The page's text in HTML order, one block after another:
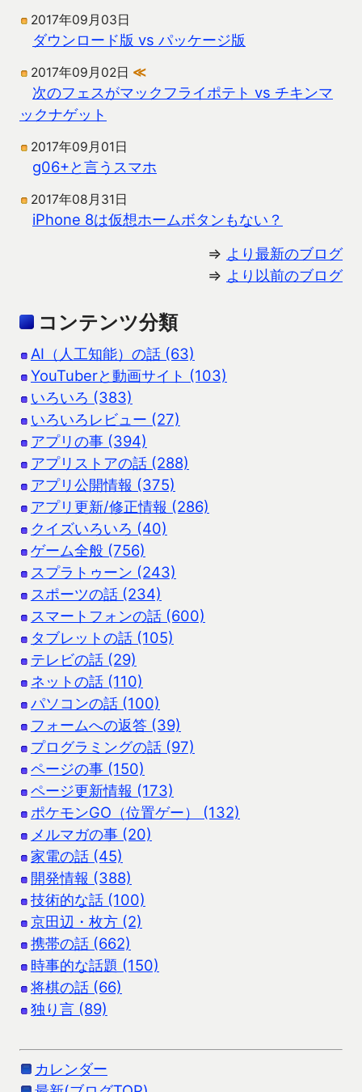
2017年09月03日
ダウンロード版 vs パッケージ版
2017年09月02日 ≪
次のフェスがマックフライポテト vs チキンマ
ックナゲット
2017年09月01日
g06+と言うスマホ
2017年08月31日
iPhone 8は仮想ホームボタンもない？
⇒ より最新のブログ
⇒ より以前のブログ
コンテンツ分類
AI（人工知能）の話 (63)
YouTuberと動画サイト (103)
いろいろ (383)
いろいろレビュー (27)
アプリの事 (394)
アプリストアの話 (288)
アプリ公開情報 (375)
アプリ更新/修正情報 (286)
クイズいろいろ (40)
ゲーム全般 (756)
スプラトゥーン (243)
スポーツの話 (234)
スマートフォンの話 (600)
タブレットの話 (105)
テレビの話 (29)
ネットの話 (110)
パソコンの話 (100)
フォームへの返答 (39)
プログラミングの話 (97)
ページの事 (150)
ページ更新情報 (173)
ポケモンGO（位置ゲー） (132)
メルマガの事 (20)
家電の話 (45)
開発情報 (388)
技術的な話 (100)
京田辺・枚方 (2)
携帯の話 (662)
時事的な話題 (150)
将棋の話 (66)
独り言 (89)
カレンダー